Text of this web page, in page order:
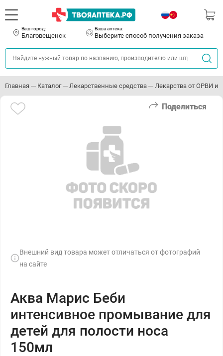
Ваш город:
Благовещенск
Ваша аптека:
Выберите способ получения заказа
Главная Каталог Лекарственные средства Лекарства от ОРВИ и
Поделиться
Внешний вид товара может отличаться от фотографий
на сайте
Аква Марис Беби
интенсивное промывание для
детей для полости носа
150мл